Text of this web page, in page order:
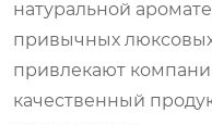
натуральной
привычных
привлекают
качественный